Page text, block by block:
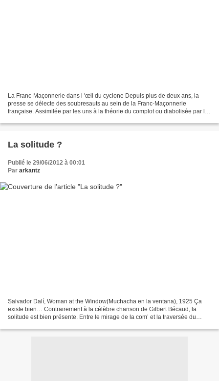
La Franc-Maçonnerie dans l 'œil du cyclone Depuis plus de deux ans, la
presse se délecte des soubresauts au sein de la Franc-Maçonnerie
française. Assimilée par les uns à la théorie du complot ou diabolisée par les
La solitude ?
Publié le 29/06/2012 à 00:01
Par arkantz
Salvador Dalí, Woman at the Window(Muchacha en la ventana), 1925 Ça
existe bien… Contrairement à la célèbre chanson de Gilbert Bécaud, la
solitude est bien présente. Entre le mirage de la com’ et la traversée du